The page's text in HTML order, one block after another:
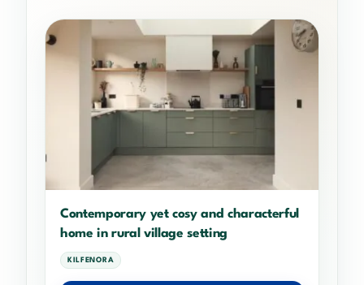
Contemporary yet cosy and characterful
home in rural village setting
KILFENORA